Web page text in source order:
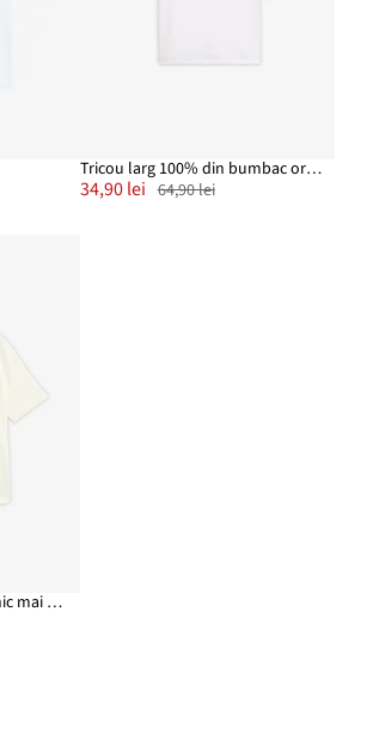
Tricou larg 100% din bumbac organic
34,90 lei 64,90 lei
Tricou din bumbac organic mai gros